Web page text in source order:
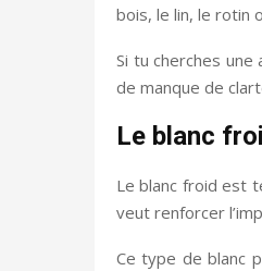
bois, le lin, le rotin
Si tu cherches
de manque de
Le blanc
Le blanc froid est
veut renforcer
Ce type de blanc